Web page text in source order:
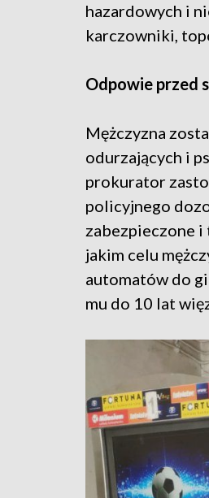
hazardowych i
karczowniki,
Odpowie przed
Mężczyzna
odurzających i
prokurator
policyjnego
zabezpieczone i
jakim celu
automatów do
mu do 10 lat